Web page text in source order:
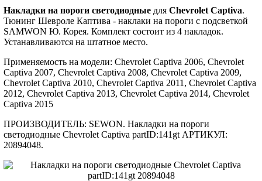
Накладки на пороги светодиодные для Chevrolet Captiva.
Тюнинг Шевроле Каптива - наклаки на пороги с подсветкой
SAMWON Ю. Корея. Комплект состоит из 4 накладок.
Устанавливаются на штатное место.
Применяемость на модели: Chevrolet Captiva 2006, Chevrolet
Captiva 2007, Chevrolet Captiva 2008, Chevrolet Captiva 2009,
Chevrolet Captiva 2010, Chevrolet Captiva 2011, Chevrolet Captiva
2012, Chevrolet Captiva 2013, Chevrolet Captiva 2014, Chevrolet
Captiva 2015
ПРОИЗВОДИТЕЛЬ: SEWON. Накладки на пороги
светодиодные Chevrolet Captiva partID:141gt АРТИКУЛ:
20894048.